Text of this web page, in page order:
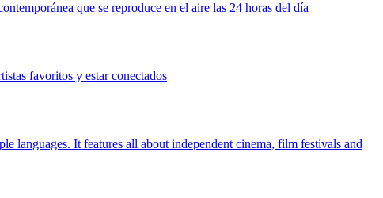
que se reproduce en el aire las 24 horas del día
favoritos y estar conectados
languages. It features all about independent cinema, film festivals and